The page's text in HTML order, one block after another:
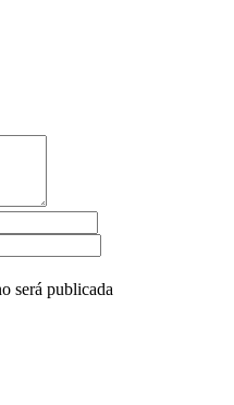
será publicada